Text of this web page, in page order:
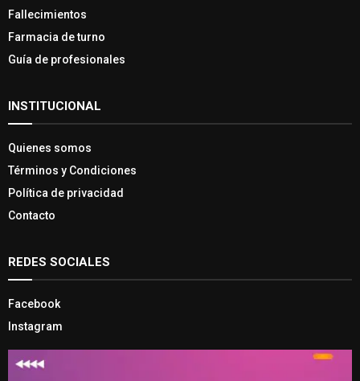
Fallecimientos
Farmacia de turno
Guía de profesionales
INSTITUCIONAL
Quienes somos
Términos y Condiciones
Política de privacidad
Contacto
REDES SOCIALES
Facebook
Instagram